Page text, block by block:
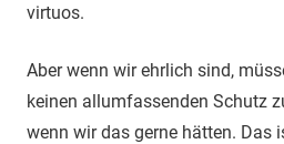
virtuos.
Aber wenn wir ehrlich sind,
keinen allumfassenden Schutz
wenn wir das gerne hätten. Das